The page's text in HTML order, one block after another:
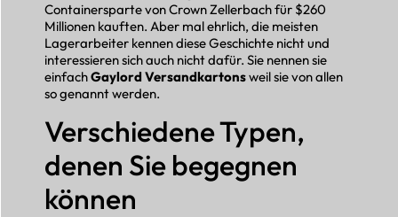
Containersparte von Crown Zellerbach für $260
Millionen kauften. Aber mal ehrlich, die meisten
Lagerarbeiter kennen diese Geschichte nicht und
interessieren sich auch nicht dafür. Sie nennen sie
einfachGaylord Versandkartonsweil sie von allen
so genannt werden.
Verschiedene Typen,
denen Sie begegnen
können